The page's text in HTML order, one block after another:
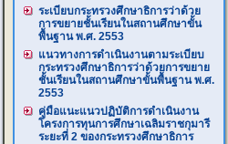
ระเบียบกระทรวงศึกษาธิการว่าด้วย
การขยายชั้นเรียนในสถานศึกษาขั้น
พื้นฐาน พ.ศ. 2553
แนวทางการดำเนินงานตามระเบียบ
กระทรวงศึกษาธิการว่าด้วยการขยาย
ชั้นเรียนในสถานศึกษาขั้นพื้นฐาน พ.ศ.
2553
คู่มือแนะแนวปฏิบัติการดำเนินงาน
โครงการทุนการศึกษาเฉลิมราชกุมารี
ระยะที่ 2 ของกระทรวงศึกษาธิการ